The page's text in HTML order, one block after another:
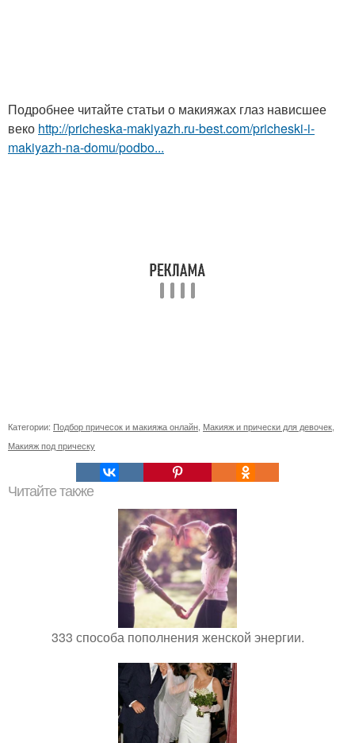
Подробнее читайте статьи о макияжах глаз нависшее
веко http://pricheska-makiyazh.ru-best.com/pricheski-i-
makiyazh-na-domu/podbo...
Категории: Подбор причесок и макияжа онлайн Макияж и прически для девочек
Макияж под прическу
Читайте также
333 способа пополнения женской энергии.